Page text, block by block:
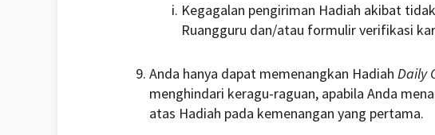
Kegagalan pengiriman Hadiah akibat
Ruangguru dan/atau formulir verifikasi
Anda hanya dapat memenangkan HadiahDaily
menghindari keragu-raguan, apabila Anda
atas Hadiah pada kemenangan yang pertama.